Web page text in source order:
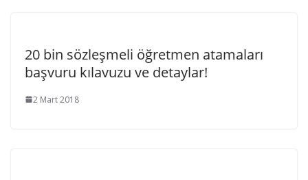
20 bin sözleşmeli öğretmen atamaları
başvuru kılavuzu ve detaylar!
2 Mart 2018